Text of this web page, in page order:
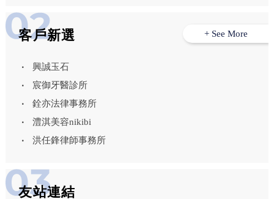
客戶新選
興誠玉石
宸御牙醫診所
銓亦法律事務所
澧淇美容nikibi
洪任鋒律師事務所
+ See More
友站連結